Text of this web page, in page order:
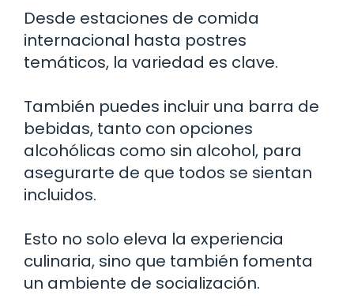
Desde estaciones de comida
internacional hasta postres
temáticos, la variedad es clave.
También puedes incluir una barra de
bebidas, tanto con opciones
alcohólicas como sin alcohol, para
asegurarte de que todos se sientan
incluidos.
Esto no solo eleva la experiencia
culinaria, sino que también fomenta
un ambiente de socialización.